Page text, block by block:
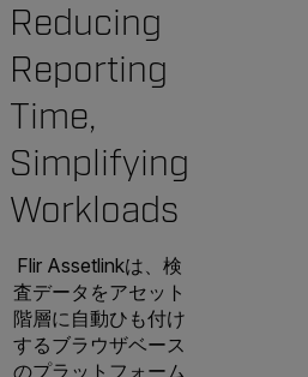
Reducing
Reporting
Time,
Simplifying
Workloads
Flir Assetlinkは、検
査データをアセット
階層に自動ひも付け
するブラウザベース
のプラットフォーム